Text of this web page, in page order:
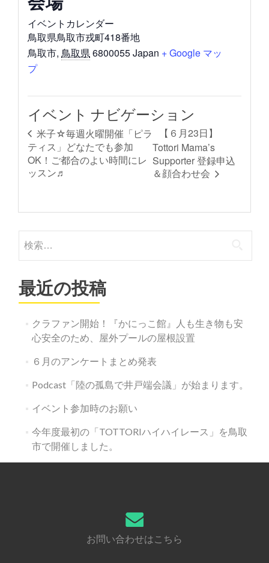
イベントカレンダー
鳥取県鳥取市戎町418番地
鳥取市, 鳥取県6800055Japan + Google マッ
プ
イベント ナビゲーション
米子☆毎週火曜開催「ピラ
ティス」どなたでも参加
OK！ご都合のよい時間にレ
ッスン♬
【６月23日】
Tottori Mama’s
Supporter 登録申込
＆顔合わせ会
索:
最近の投稿
クラファン開始！『かにっこ館』人も生き物も安
心安全のため、屋外プールの屋根設置
６月のアンケートまとめ発表
Podcast「陸の孤島で井戸端会議」が始まります。
イベント参加時のお願い
今年度最初の「TOTTORIハイハイレース」を鳥取
市で開催しました。
お問い合わせはこちら